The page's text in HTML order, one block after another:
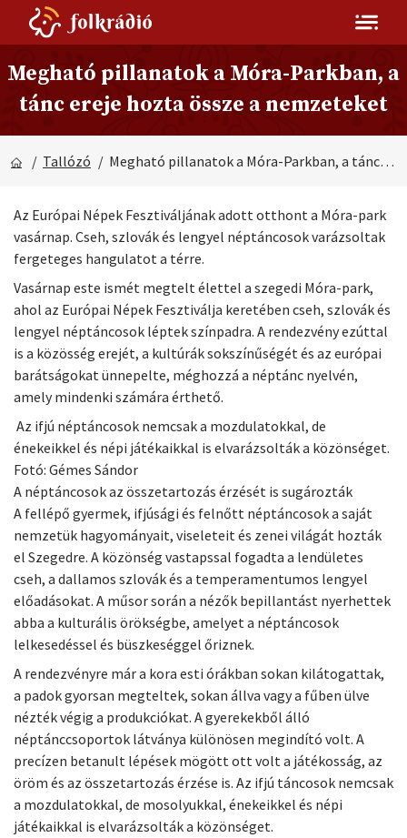
Megható pillanatok a Móra-Parkban, a
tánc ereje hozta össze a nemzeteket
/ Tallózó / Megható pillanatok a Móra-Parkban, a tánc ereje hozta össze a nemzeteket
Az Európai Népek Fesztiváljának adott otthont a Móra-park
vasárnap. Cseh, szlovák és lengyel néptáncosok varázsoltak
fergeteges hangulatot a térre.
Vasárnap este ismét megtelt élettel a szegedi Móra-park,
ahol az Európai Népek Fesztiválja keretében cseh, szlovák és
lengyel néptáncosok léptek színpadra. A rendezvény ezúttal
is a közösség erejét, a kultúrák sokszínűségét és az európai
barátságokat ünnepelte, méghozzá a néptánc nyelvén,
amely mindenki számára érthető.
Az ifjú néptáncosok nemcsak a mozdulatokkal, de
énekeikkel és népi játékaikkal is elvarázsolták a közönséget.
Fotó: Gémes Sándor
A néptáncosok az összetartozás érzését is sugározták
A fellépő gyermek, ifjúsági és felnőtt néptáncosok a saját
nemzetük hagyományait, viseleteit és zenei világát hozták
el Szegedre. A közönség vastapssal fogadta a lendületes
cseh, a dallamos szlovák és a temperamentumos lengyel
előadásokat. A műsor során a nézők bepillantást nyerhettek
abba a kulturális örökségbe, amelyet a néptáncosok
lelkesedéssel és büszkeséggel őriznek.
A rendezvényre már a kora esti órákban sokan kilátogattak,
a padok gyorsan megteltek, sokan állva vagy a fűben ülve
nézték végig a produkciókat. A gyerekekből álló
néptánccsoportok látványa különösen megindító volt. A
precízen betanult lépések mögött ott volt a játékosság, az
öröm és az összetartozás érzése is. Az ifjú táncosok nemcsak
a mozdulatokkal, de mosolyukkal, énekeikkel és népi
játékaikkal is elvarázsolták a közönséget.